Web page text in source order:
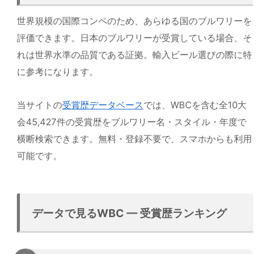
世界規模の国際コンペのため、あらゆる国のブルワリーを
評価できます。日本のブルワリーが受賞している場合、そ
れは世界水準の品質である証拠。輸入ビール選びの際に特
に参考になります。
当サイトの受賞歴データベースでは、WBCを含む全10大
会45,427件の受賞歴をブルワリー名・スタイル・年度で
横断検索できます。無料・登録不要で、スマホからも利用
可能です。
データで見るWBC — 受賞歴ランキング